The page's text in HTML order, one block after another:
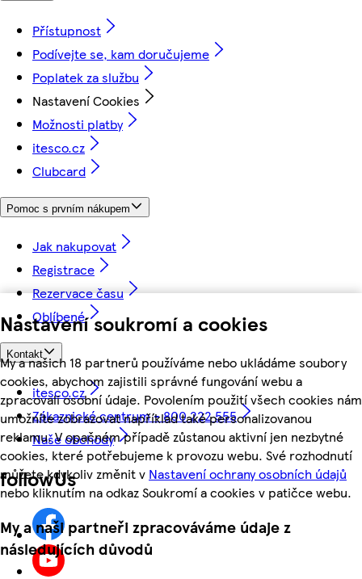
Nastavení soukromí a cookies
My a našich 18 partnerů používáme nebo ukládáme soubory
cookies, abychom zajistili správné fungování webu a
zpracovali osobní údaje. Povolením použití všech cookies nám
umožníte zobrazovat například také personalizovanou
reklamu. V opačném případě zůstanou aktivní jen nezbytné
cookies, které potřebujeme k provozu webu. Své rozhodnutí
můžete kdykoliv změnit v Nastavení ochrany osobních údajů
nebo kliknutím na odkaz Soukromí a cookies v patičce webu.
My a naši partneři zpracováváme údaje z
následujících důvodů
Přístupnost
Podívejte se, kam doručujeme
Poplatek za službu
Nastavení Cookies
Možnosti platby
itesco.cz
Clubcard
Pomoc s prvním nákupem
Jak nakupovat
Registrace
Rezervace času
Oblíbené
Kontakt
itesco.cz
Zákaznické centrum - 800 222 555
Naše obchody
followUs